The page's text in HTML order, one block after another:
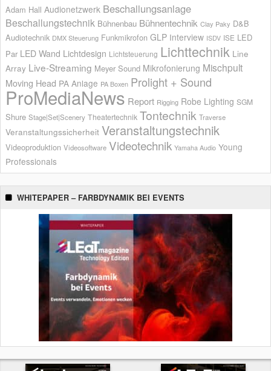
Adam Hall Audionetzwerk Beschallungsanlage
Beschallungstechnik Bühnenbau Bühnentechnik Clay Paky D&B
Audiotechnik DMX Steuerung Funkmikrofon GLP Interview ISDV ISE LED
Par LED Wand Lichtdesign Lichtsteuerung Lichttechnik Line
Array Live-Streaming Meyer Sound Mikrofonierung Mischpult
Moving Head PA Anlage PA Boxen Prolight + Sound
ProMediaNews Report Rigging Robe Lighting SGM
Shure Stage|Set|Scenery Theatertechnik Tontechnik Traverse
Veranstaltungssicherheit Veranstaltungstechnik
Videoproduktion Videosoftware Videotechnik Yamaha Audio Young
Professionals
WHITEPAPER – FARBDYNAMIK BEI EVENTS